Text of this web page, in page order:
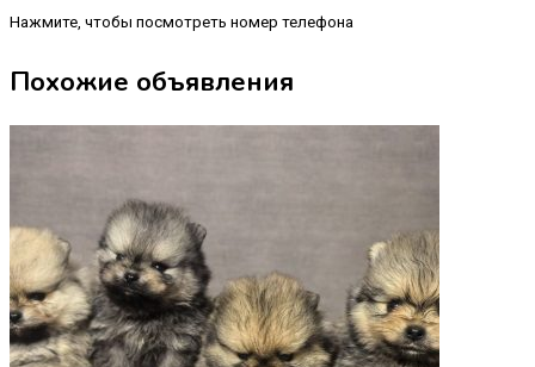
Нажмите, чтобы посмотреть номер телефона
Похожие объявления